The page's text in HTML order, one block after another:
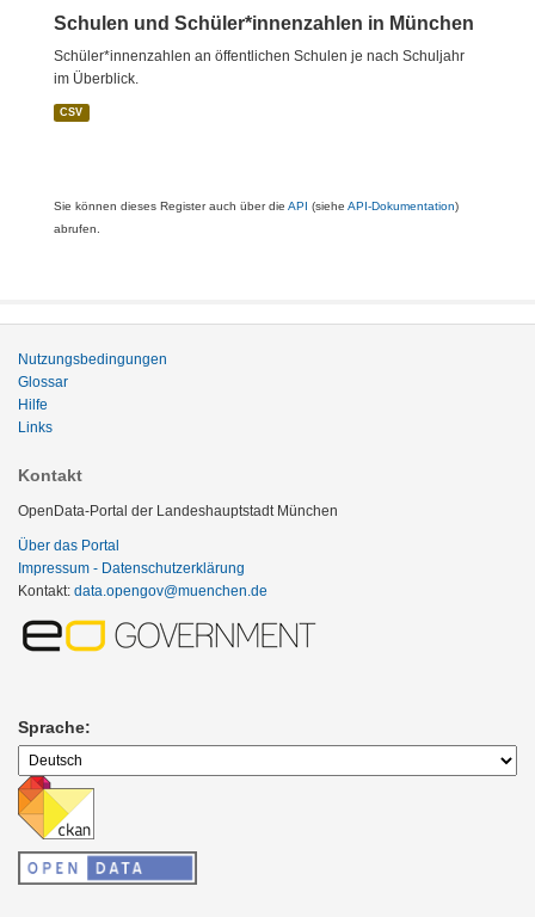
Schulen und Schüler*innenzahlen in München
Schüler*innenzahlen an öffentlichen Schulen je nach Schuljahr
im Überblick.
CSV
Sie können dieses Register auch über die API (siehe API-Dokumentation)
abrufen.
Nutzungsbedingungen
Glossar
Hilfe
Links
Kontakt
OpenData-Portal der Landeshauptstadt München
Über das Portal
Impressum - Datenschutzerklärung
Kontakt: data.opengov@muenchen.de
Sprache